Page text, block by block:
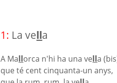
1: La vella
A Mallorca n'hi ha una vella
que té cent cinquanta-un anys,